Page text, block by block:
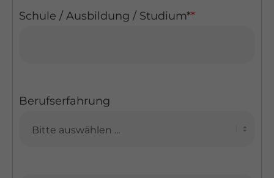
Schule / Ausbildung / Studium**
Berufserfahrung